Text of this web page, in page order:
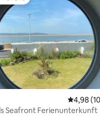
Favorit.
4,98
Seafront Ferienunterkunft